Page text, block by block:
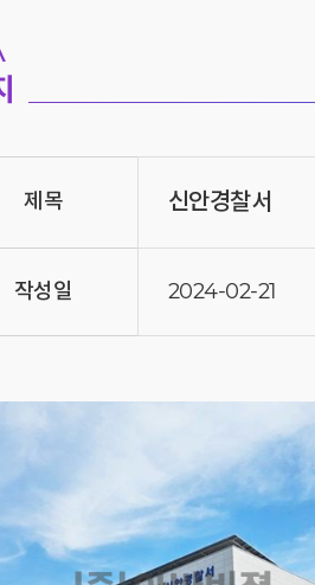
제목 신안경찰서
작성일 2024-02-21